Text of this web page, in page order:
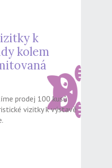
k
kolem
prodej 100 kusů
vizitky k výstavě